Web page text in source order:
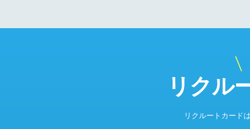
リクル
リクルートカード